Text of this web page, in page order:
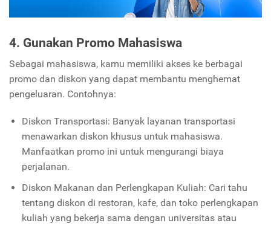
4. Gunakan Promo Mahasiswa
Sebagai mahasiswa, kamu memiliki akses ke berbagai
promo dan diskon yang dapat membantu menghemat
pengeluaran. Contohnya:
Diskon Transportasi: Banyak layanan transportasi
menawarkan diskon khusus untuk mahasiswa.
Manfaatkan promo ini untuk mengurangi biaya
perjalanan.
Diskon Makanan dan Perlengkapan Kuliah: Cari tahu
tentang diskon di restoran, kafe, dan toko perlengkapan
kuliah yang bekerja sama dengan universitas atau